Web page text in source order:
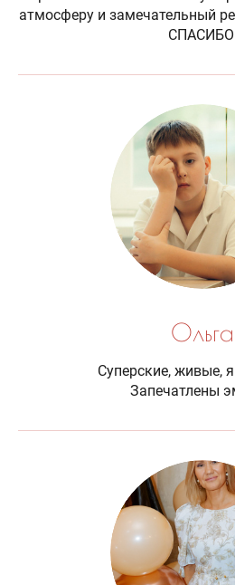
атмосферу и замечательный
Ольга
Суперские, живые,
Запечатлены